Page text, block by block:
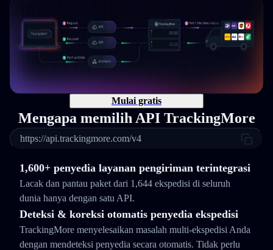
Mulai gratis
Mengapa memilih API TrackingMore
https://api.trackingmore.com/v4
1,600+ penyedia layanan pengiriman terintegrasi
Lacak dan pantau paket dari 1,644 ekspedisi di seluruh
dunia hanya dengan satu API.
Deteksi & koreksi otomatis penyedia ekspedisi
TrackingMore menyelesaikan masalah multi-ekspedisi Anda
dengan mendeteksi penyedia secara otomatis. Tidak perlu